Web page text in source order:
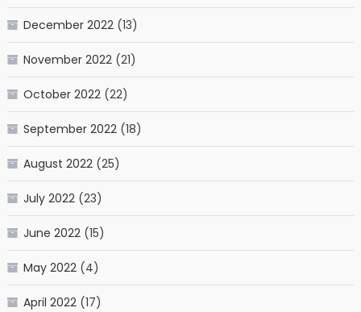
December 2022(13)
November 2022(21)
October 2022(22)
September 2022(18)
August 2022(25)
July 2022(23)
June 2022(15)
May 2022(4)
April 2022(17)